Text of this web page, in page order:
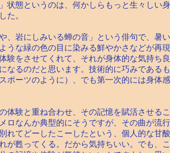
状態というのは、何かしらもっと生々しい
た。
、岩にしみいる蝉の音」という俳句で、暑
うな緑の色の目に染みる鮮やかさなどが再
験をさせてくれて、それが身体的な気持ち
なるのだと思います。技術的に巧みである
ポーツのように）、でも第一次的には身体
体験と重ね合わせ、その記憶を賦活させる
ロなんか典型的にそうですが、その曲が流
れてどーしたこーしたという、個人的な甘
が甦ってくる。だから気持ちいい。でも、